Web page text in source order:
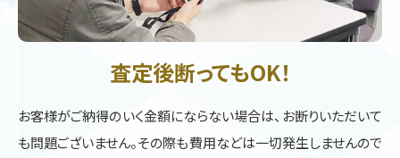
査定後断ってもOK！
お客様がご納得のいく金額にならない場合は、お断りいただいて
も問題ございません。その際も費用などは一切発生しませんので